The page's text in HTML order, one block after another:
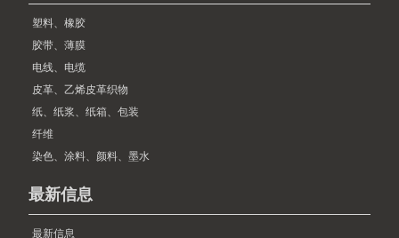
塑料、橡胶
胶带、薄膜
电线、电缆
皮革、乙烯皮革织物
纸、纸浆、纸箱、包装
纤维
染色、涂料、颜料、墨水
最新信息
最新信息